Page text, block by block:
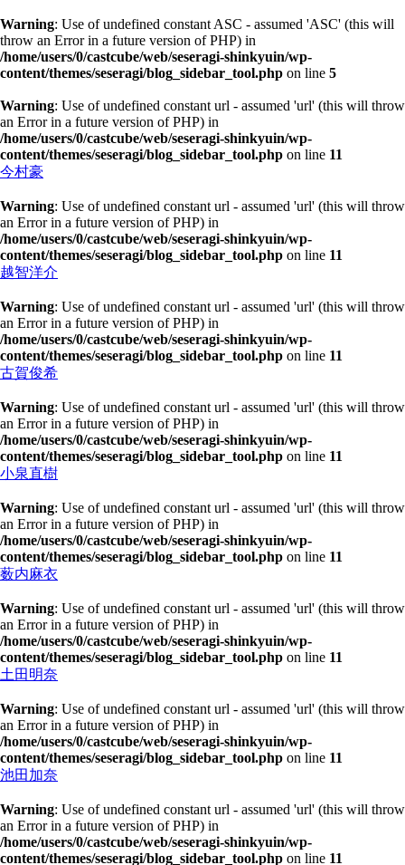
Warning: Use of undefined constant ASC - assumed 'ASC' (this will
throw an Error in a future version of PHP) in
/home/users/0/castcube/web/seseragi-shinkyuin/wp-
content/themes/seseragi/blog_sidebar_tool.php on line 5
Warning: Use of undefined constant url - assumed 'url' (this will throw
an Error in a future version of PHP) in
/home/users/0/castcube/web/seseragi-shinkyuin/wp-
content/themes/seseragi/blog_sidebar_tool.php on line 11
今村豪
Warning: Use of undefined constant url - assumed 'url' (this will throw
an Error in a future version of PHP) in
/home/users/0/castcube/web/seseragi-shinkyuin/wp-
content/themes/seseragi/blog_sidebar_tool.php on line 11
越智洋介
Warning: Use of undefined constant url - assumed 'url' (this will throw
an Error in a future version of PHP) in
/home/users/0/castcube/web/seseragi-shinkyuin/wp-
content/themes/seseragi/blog_sidebar_tool.php on line 11
古賀俊希
Warning: Use of undefined constant url - assumed 'url' (this will throw
an Error in a future version of PHP) in
/home/users/0/castcube/web/seseragi-shinkyuin/wp-
content/themes/seseragi/blog_sidebar_tool.php on line 11
小泉直樹
Warning: Use of undefined constant url - assumed 'url' (this will throw
an Error in a future version of PHP) in
/home/users/0/castcube/web/seseragi-shinkyuin/wp-
content/themes/seseragi/blog_sidebar_tool.php on line 11
薮内麻衣
Warning: Use of undefined constant url - assumed 'url' (this will throw
an Error in a future version of PHP) in
/home/users/0/castcube/web/seseragi-shinkyuin/wp-
content/themes/seseragi/blog_sidebar_tool.php on line 11
土田明奈
Warning: Use of undefined constant url - assumed 'url' (this will throw
an Error in a future version of PHP) in
/home/users/0/castcube/web/seseragi-shinkyuin/wp-
content/themes/seseragi/blog_sidebar_tool.php on line 11
池田加奈
Warning: Use of undefined constant url - assumed 'url' (this will throw
an Error in a future version of PHP) in
/home/users/0/castcube/web/seseragi-shinkyuin/wp-
content/themes/seseragi/blog_sidebar_tool.php on line 11